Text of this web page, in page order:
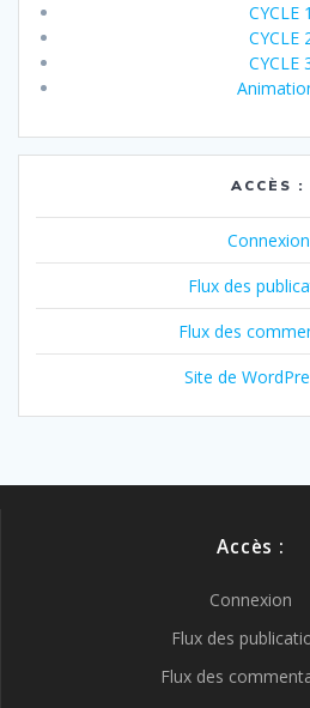
CYCLE 1
CYCLE
CYCLE
ACCÈS :
Connexion
Flux des
Flux des
Site de
Accès :
Connexion
Flux des
Flux des